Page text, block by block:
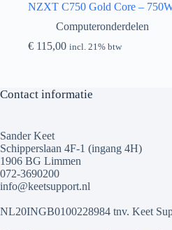
NZXT C750 Gold Core –
Computeronderdelen
€ 115,00 incl. 21% btw
Contact informatie
Sander Keet
Schipperslaan 4F-1 (ingang 4H)
1906 BG Limmen
072-3690200
info@keetsupport.nl
NL20INGB0100228984 tnv. Keet